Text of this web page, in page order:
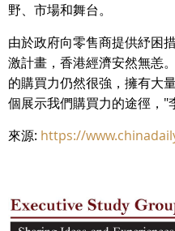
野、市場和舞台。
由於政府向零售商提供紓困
激計畫，香港經濟安然無恙
的購買力仍然很強，擁有大
個展示我們購買力的途徑，"
來源: https://